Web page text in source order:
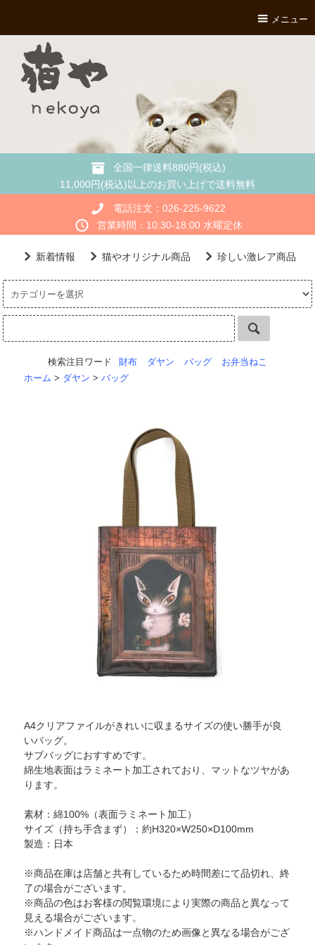
メニュー
全国一律送料880円(税込)
11,000円(税込)以上のお買い上げで送料無料
電話注文：026-225-9622
営業時間：10:30-18:00 水曜定休
新着情報 猫やオリジナル商品 珍しい激レア商品
検索注目ワード 財布 ダヤン バッグ
お弁当ねこ
ホーム > ダヤン > バッグ
A4クリアファイルがきれいに収まるサイズの使い勝手が良
いバッグ。
サブバッグにおすすめです。
綿生地表面はラミネート加工されており、マットなツヤがあ
ります。
素材：綿100%（表面ラミネート加工）
サイズ（持ち手含まず）：約H320×W250×D100mm
製造：日本
※商品在庫は店舗と共有しているため時間差にて品切れ、終
了の場合がございます。
※商品の色はお客様の閲覧環境により実際の商品と異なって
見える場合がございます。
※ハンドメイド商品は一点物のため画像と異なる場合がござ